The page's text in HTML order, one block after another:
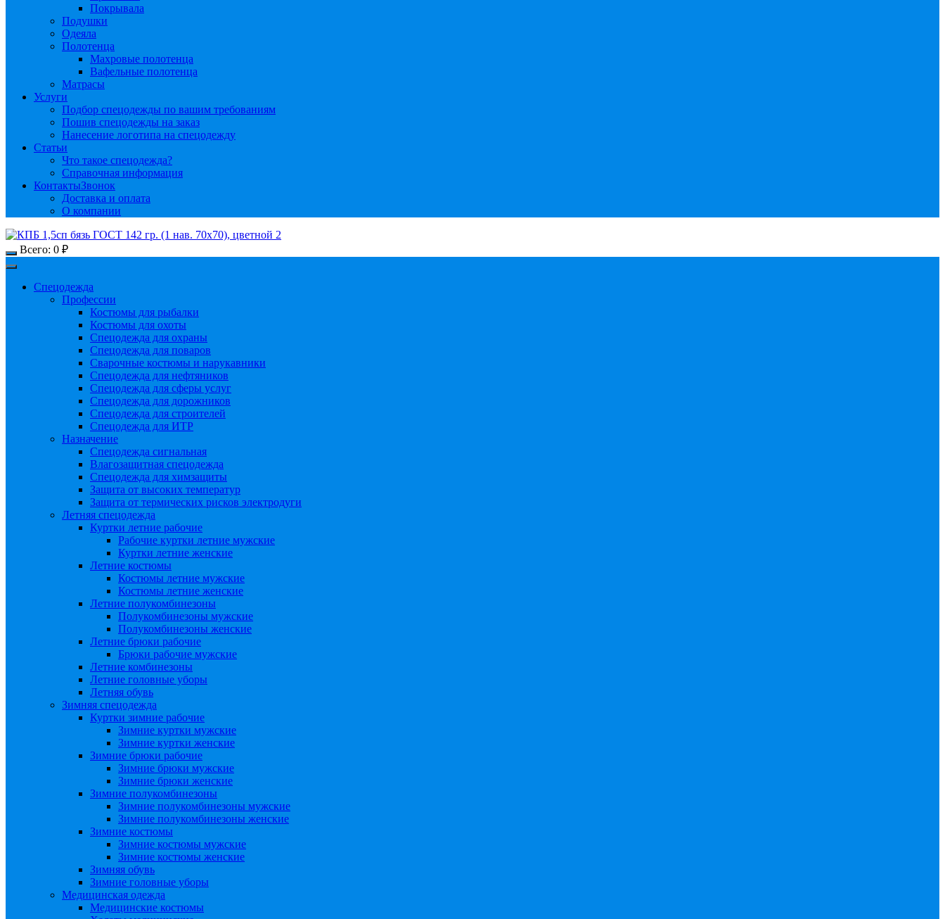
Покрывала
Подушки
Одеяла
Полотенца
Махровые полотенца
Вафельные полотенца
Матрасы
Услуги
Подбор спецодежды по вашим требованиям
Пошив спецодежды на заказ
Нанесение логотипа на спецодежду
Статьи
Что такое спецодежда?
Справочная информация
КонтактыЗвонок
Доставка и оплата
О компании
Всего: 0 ₽
Спецодежда
Профессии
Костюмы для рыбалки
Костюмы для охоты
Спецодежда для охраны
Спецодежда для поваров
Сварочные костюмы и нарукавники
Спецодежда для нефтяников
Спецодежда для сферы услуг
Спецодежда для дорожников
Спецодежда для строителей
Спецодежда для ИТР
Назначение
Спецодежда сигнальная
Влагозащитная спецодежда
Спецодежда для химзащиты
Защита от высоких температур
Защита от термических рисков электродуги
Летняя спецодежда
Куртки летние рабочие
Рабочие куртки летние мужские
Куртки летние женские
Летние костюмы
Костюмы летние мужские
Костюмы летние женские
Летние полукомбинезоны
Полукомбинезоны мужские
Полукомбинезоны женские
Летние брюки рабочие
Брюки рабочие мужские
Летние комбинезоны
Летние головные уборы
Летняя обувь
Зимняя спецодежда
Куртки зимние рабочие
Зимние куртки мужские
Зимние куртки женские
Зимние брюки рабочие
Зимние брюки мужские
Зимние брюки женские
Зимние полукомбинезоны
Зимние полукомбинезоны мужские
Зимние полукомбинезоны женские
Зимние костюмы
Зимние костюмы мужские
Зимние костюмы женские
Зимняя обувь
Зимние головные уборы
Медицинская одежда
Медицинские костюмы